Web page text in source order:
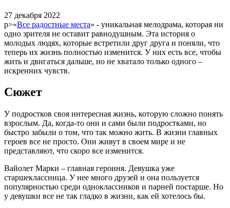
27 декабря 2022
p>«Все радостные места» - уникальная мелодрама, которая ни
одно зрителя не оставит равнодушным. Эта история о
молодых людях, которые встретили друг друга и поняли, что
теперь их жизнь полностью изменится. У них есть все, чтобы
жить и двигаться дальше, но не хватало только одного –
искренних чувств.
Сюжет
У подростков своя интересная жизнь, которую сложно понять
взрослым. Да, когда-то они и сами были подростками, но
быстро забыли о том, что так можно жить. В жизни главных
героев все не просто. Они живут в своем мире и не
представляют, что скоро все изменится.
Вайолет Марки – главная героиня. Девушка уже
старшеклассница. У нее много друзей и она пользуется
популярностью среди одноклассников и парней постарше. Но
у девушки все не так гладко в жизни, как ей хотелось бы.